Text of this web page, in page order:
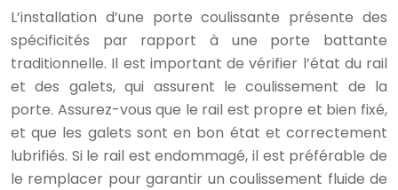
L’installation d’une porte coulissante présente des
spécificités par rapport à une porte battante
traditionnelle. Il est important de vérifier l’état du rail
et des galets, qui assurent le coulissement de la
porte. Assurez-vous que le rail est propre et bien fixé,
et que les galets sont en bon état et correctement
lubrifiés. Si le rail est endommagé, il est préférable de
le remplacer pour garantir un coulissement fluide de